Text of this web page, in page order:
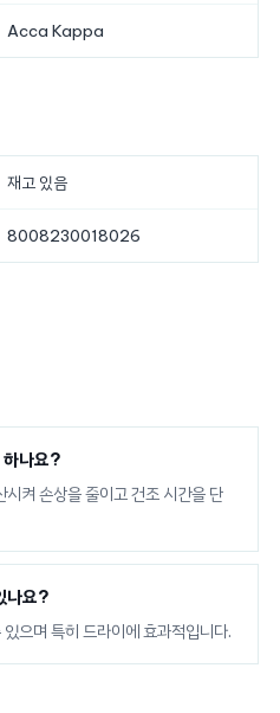
Acca Kappa
재고 있음
8008230018026
하나요?
켜 손상을 줄이고 건조 시간을 단
나요?
으며 특히 드라이에 효과적입니다.